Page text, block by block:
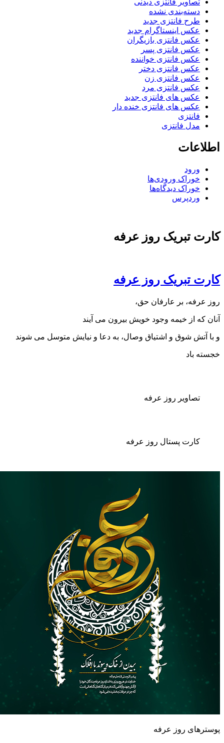
فانتزی دیدنی
نشده
فانتزی جدید
اینستاگرام جدید
فانتزی بازیگران
فانتزی پسر
فانتزی خواننده
فانتزی دختر
فانتزی زن
فانتزی مرد
های فانتزی جدید
های فانتزی خنده دار
فانتزی
ورودی‌ها
دیدگاه‌ها
تبریک روز عرفه
تبریک روز عرفه
بر عارفان حق،
از خیمه وجود خویش بیرون می آیند
شوق و اشتیاق وصال، به دعا و نیایش متوسل می شوند
روز عرفه
پستال روز عرفه
روز عرفه